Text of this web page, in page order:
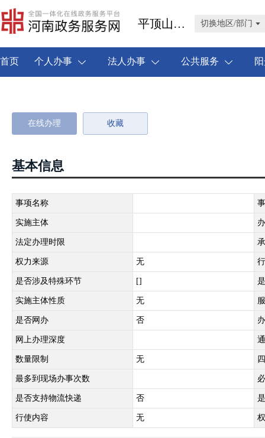
平顶山市叶县 切换地区/部门
首页 个人办事 法人办事 公共服务
在线办理 收藏
基本信息
事项名称
实施主体
法定办理时限
权力来源 无
是否涉及特殊环节 []
实施主体性质 无
是否网办 否
网上办理深度
数量限制 无
最多到现场办事次数
是否支持物流快递 否
行使内容 无